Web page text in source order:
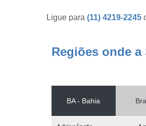
Ligue para (11) 4219-2245
Regiões onde a
BA - Bahia